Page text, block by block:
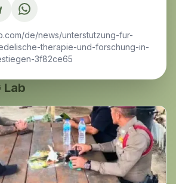
de/news/unterstutzung-fur-
therapie-und-forschung-in-
3f82ce65
Lab